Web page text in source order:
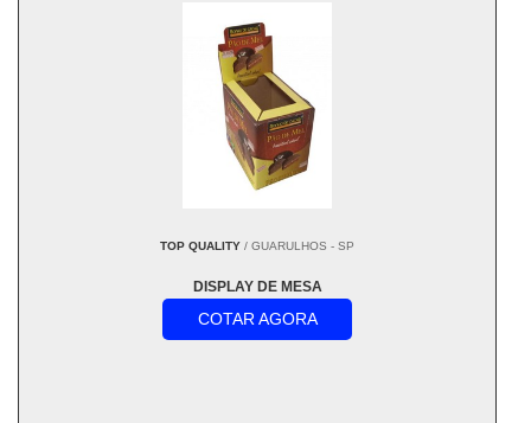
TOP QUALITY / GUARULHOS - SP
DISPLAY DE MESA
COTAR AGORA